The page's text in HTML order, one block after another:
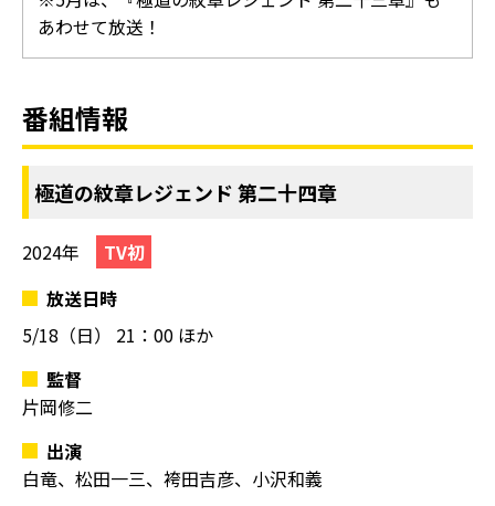
あわせて放送！
番組情報
極道の紋章レジェンド 第二十四章
2024年
TV初
放送日時
5/18（日）
21：00 ほか
監督
片岡修二
出演
白竜、松田一三、袴田吉彦、小沢和義